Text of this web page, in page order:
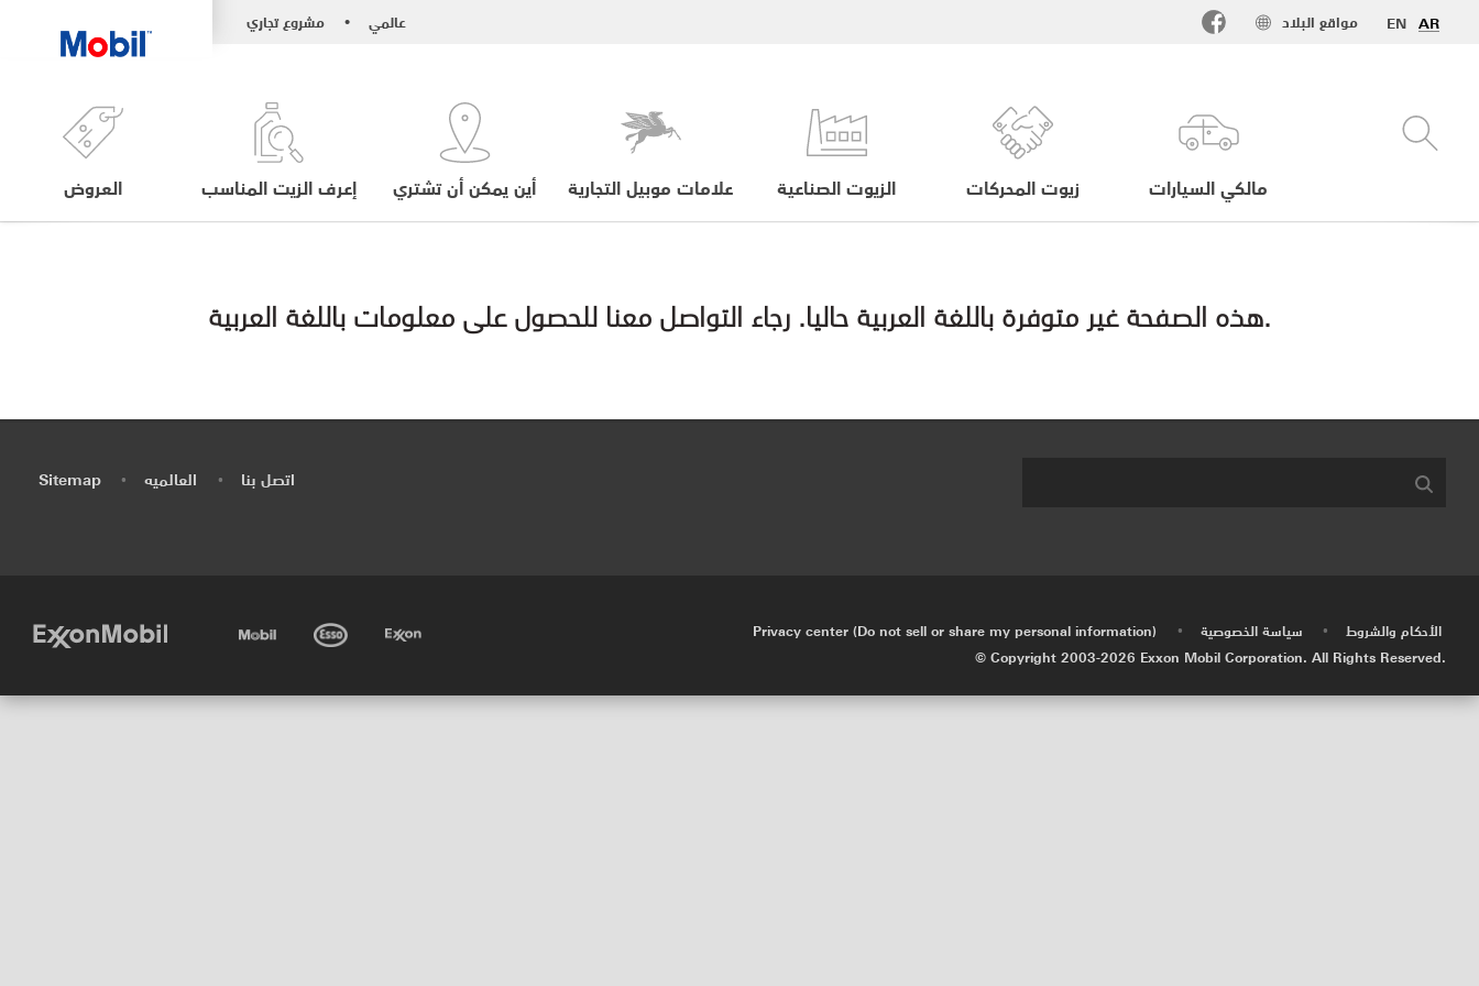
مشروع تجاري • عالمي EN AR مواقع البلاد
العروض إعرف الزيت المناسب أين يمكن أن تشتري علامات موبيل التجارية الزيوت الصناعية زيوت المحركات مالكي السيارات
هذه الصفحة غير متوفرة باللغة العربية حاليا. رجاء التواصل معنا للحصول على معلومات باللغة العربية.
Sitemap • العالميه • اتصل بنا
Privacy center (Do not sell or share my personal information) • سياسة الخصوصية •
الأحكام والشروط
© Copyright 2003-2026 Exxon Mobil Corporation. All Rights Reserved.